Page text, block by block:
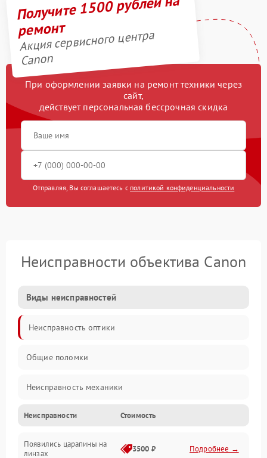
Получите 1500 рублей на
ремонт
Акция сервисного центра
Canon
При оформлении заявки на ремонт техники через
сайт,
действует персональная бессрочная скидка
Отправляя, Вы соглашаетесь с политикой конфиденциальности
Неисправности объектива Canon
Виды неисправностей
Неисправность оптики
Общие поломки
Неисправность механики
Неисправность электроники (если объектив с мотором/
Неисправности Стоимость
Появились царапины на
линзах
3500 ₽ Подробнее →